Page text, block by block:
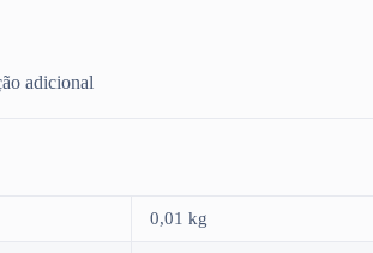
adicional
0,01 kg